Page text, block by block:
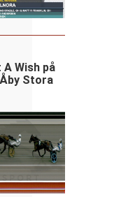
A Wish på
Stora